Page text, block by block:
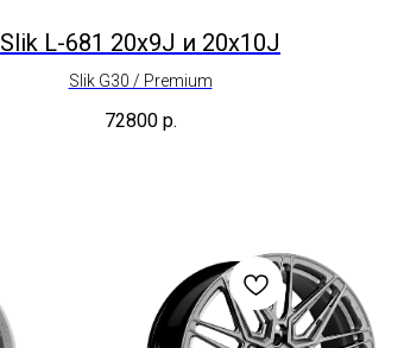
Slik L-681 20x9J и 20x10J
Slik G30 / Premium
72800 р.